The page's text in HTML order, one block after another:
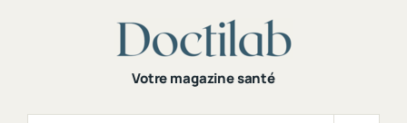
Votre magazine santé